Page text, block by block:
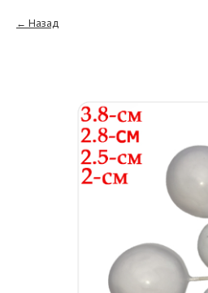
Назад